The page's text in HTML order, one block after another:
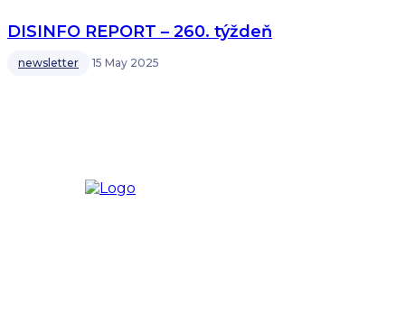
DISINFO REPORT – 260. týždeň
newsletter 15 May 2025